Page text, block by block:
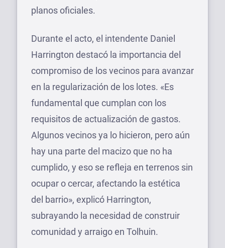
planos oficiales.
Durante el acto, el intendente Daniel
Harrington destacó la importancia del
compromiso de los vecinos para avanzar
en la regularización de los lotes. «Es
fundamental que cumplan con los
requisitos de actualización de gastos.
Algunos vecinos ya lo hicieron, pero aún
hay una parte del macizo que no ha
cumplido, y eso se refleja en terrenos sin
ocupar o cercar, afectando la estética
del barrio», explicó Harrington,
subrayando la necesidad de construir
comunidad y arraigo en Tolhuin.